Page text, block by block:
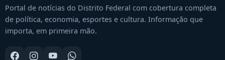
Portal de notícias do Distrito Federal com cobertura completa
de política, economia, esportes e cultura. Informação que
importa, em primeira mão.